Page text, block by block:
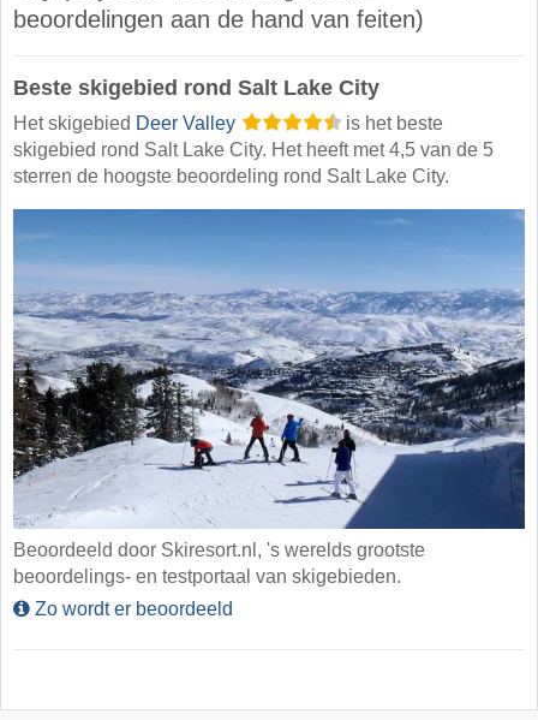
beoordelingen aan de hand van feiten)
Beste skigebied rond Salt Lake City
Het skigebied Deer Valley
is het beste
skigebied rond Salt Lake City. Het heeft met 4,5 van de 5
sterren de hoogste beoordeling rond Salt Lake City.
Beoordeeld door Skiresort.nl, 's werelds grootste
beoordelings- en testportaal van skigebieden.
Zo wordt er beoordeeld